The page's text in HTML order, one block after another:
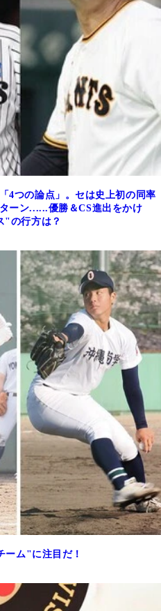
4つの論点」。セは史上初の同率
ーン......優勝＆CS進出をかけ
"の行方は？
ーム"に注目だ！